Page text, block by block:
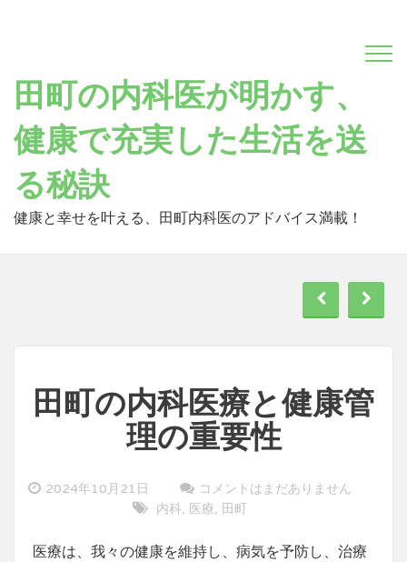
田町の内科医が明かす、
健康で充実した生活を送
る秘訣
健康と幸せを叶える、田町内科医のアドバイス満載！
田町の内科医療と健康管
理の重要性
2024年10月21日
コメントはまだありません
内科
医療 田町
医療は、我々の健康を維持し、病気を予防し、治療